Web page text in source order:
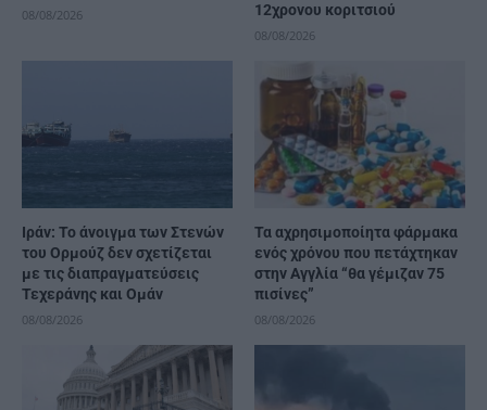
08/08/2026
12χρονου κοριτσιού
08/08/2026
Ιράν: Το άνοιγμα των Στενών
του Ορμούζ δεν σχετίζεται
με τις διαπραγματεύσεις
Τεχεράνης και Ομάν
08/08/2026
Τα αχρησιμοποίητα φάρμακα
ενός χρόνου που πετάχτηκαν
στην Αγγλία “θα γέμιζαν 75
πισίνες”
08/08/2026